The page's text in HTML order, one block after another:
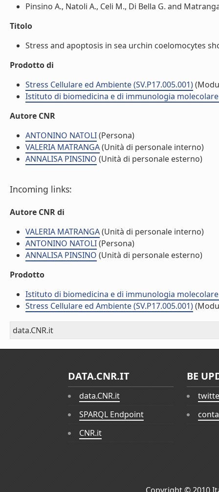
Pinsino A., Natoli A., Celi M., Di Bella G. and
Titolo
Stress and apoptosis in sea urchin coelomocytes
Prodotto di
Stress Cellulare ed Ambiente (SV.P17.005.001)
Istituto di biomedicina e di immunologia
Autore CNR
ANTONINO NATOLI(Persona)
VALERIA MATRANGA(Unità di personale interno)
ANNALISA PINSINO (Unità di personale esterno)
Incoming links:
Autore CNR di
VALERIA MATRANGA(Unità di personale interno)
ANTONINO NATOLI(Persona)
ANNALISA PINSINO (Unità di personale esterno)
Prodotto
Istituto di biomedicina e di immunologia
Stress Cellulare ed Ambiente (SV.P17.005.001)
data.CNR.it
DATA.CNR.IT
data.CNR.it
SPARQL Endpoint
CNR.it
BE